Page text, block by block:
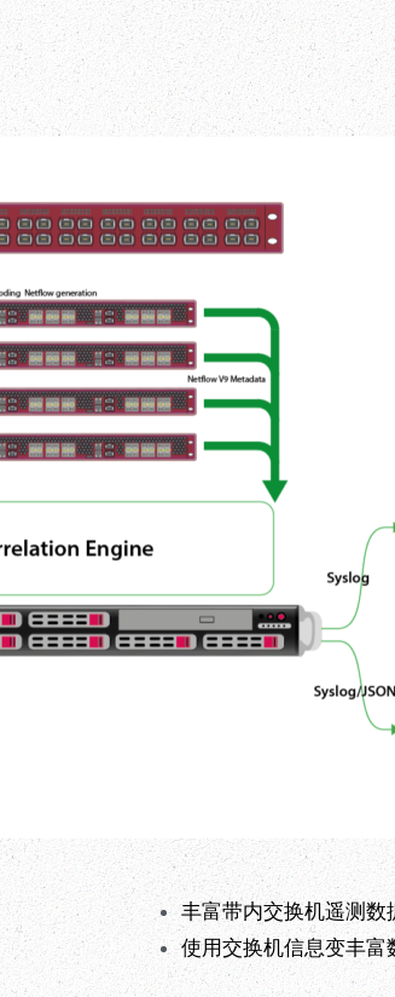
丰富带内交换机遥测数
使用交换机信息变丰富